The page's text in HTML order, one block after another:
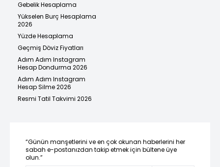
Gebelik Hesaplama
Yükselen Burç Hesaplama
2026
Yüzde Hesaplama
Geçmiş Döviz Fiyatları
Adım Adım Instagram
Hesap Dondurma 2026
Adım Adım Instagram
Hesap Silme 2026
Resmi Tatil Takvimi 2026
“Günün manşetlerini ve en çok okunan haberlerini her
sabah e-postanızdan takip etmek için bültene üye
olun.”